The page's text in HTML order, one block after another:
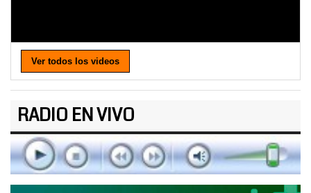
Ver todos los videos
RADIO EN VIVO